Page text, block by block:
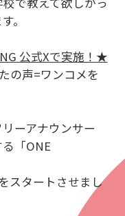
。
公式Xで実施！★
の声=ワンコメを
ーアナウンサー
「ONE
スタートさせまし